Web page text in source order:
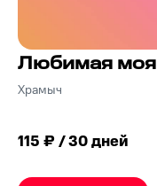
Любимая моя
Храмыч
115 ₽ / 30 дней